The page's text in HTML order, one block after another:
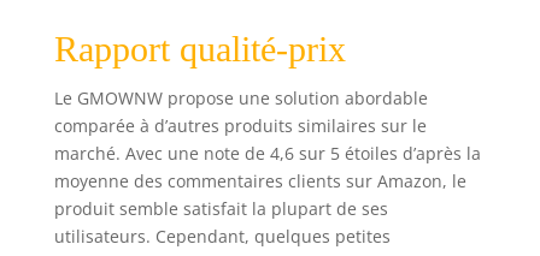
manière optimale.
De nombreux
médecins
professionnels
utilisent également
cette thérapie par
la lumière rouge
pour le corps et
ont obtenu de
Rapport qualité-prix
Le GMOWNW propose une solution abordable
comparée à d’autres produits similaires sur le
marché. Avec une note de 4,6 sur 5 étoiles d’après la
moyenne des commentaires clients sur Amazon, le
produit semble satisfait la plupart de ses
utilisateurs. Cependant, quelques petites